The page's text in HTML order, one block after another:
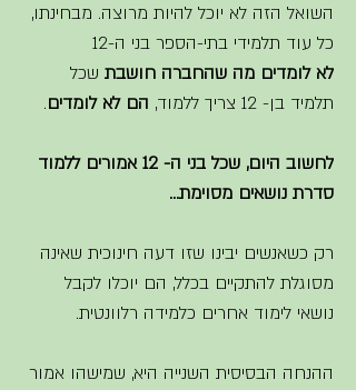
השואל הזה לא יוכל להיות מרוצה. מבחינתו,
כל עוד תלמידי בתי-הספר בני ה-12
לא לומדים מה שהחברה חושבת שכל
תלמיד בן- 12 צריך ללמוד,
הם לא לומדים.
לחשוב היום, שכל בני ה- 12 אמורים ללמוד
סדרת נושאים מסוימת...
רק כשאנשים יבינו שזו דעה חינוכית שאינה
מסוגלת להתקיים בכלל, הם יוכלו לקבל
נושאי לימוד אחרים כלמידה רלוונטית.
ההנחה הבסיסית השנייה היא, שמישהו אמור